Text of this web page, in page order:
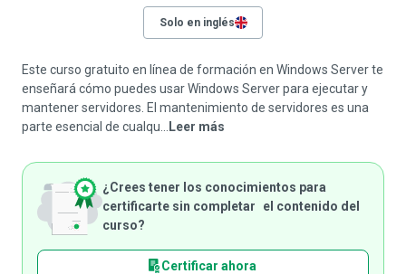
Solo en inglés
Este curso gratuito en línea de formación en Windows Server te
enseñará cómo puedes usar Windows Server para ejecutar y
mantener servidores. El mantenimiento de servidores es una
parte esencial de cualqu...
Leer más
¿Crees tener los conocimientos para
certificarte sin completar el contenido del
curso?
Certificar ahora